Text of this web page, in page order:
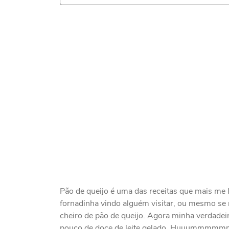
Pão de queijo é uma das receitas que mais
fornadinha vindo alguém visitar, ou mesmo
cheiro de pão de queijo. Agora minha